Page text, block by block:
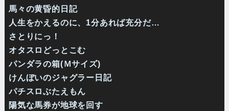
馬々の黄昏的日記
人生をかえるのに、1分あれば充分だ…
さとりにっ！
オタスロどっとこむ
パンダラの箱(Ｍサイズ)
けんぼいのジャグラー日記
パチスロぶたえもん
陽気な馬券が地球を回す